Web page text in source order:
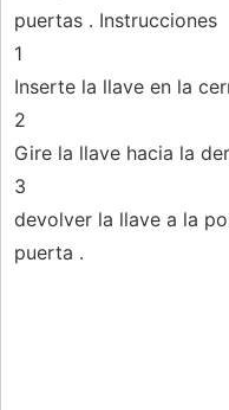
puertas . Instrucciones
1
Inserte la llave en la
2
Gire la llave hacia la
3
devolver la llave a la
puerta .